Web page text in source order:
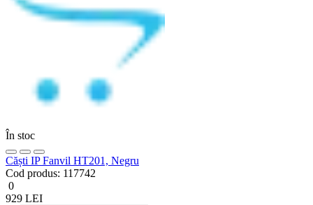
În stoc
Căști IP Fanvil HT201, Negru
Cod produs: 117742
0
929 LEI